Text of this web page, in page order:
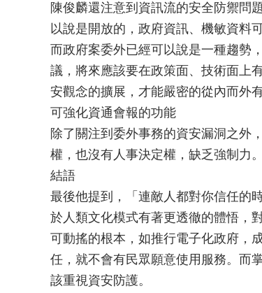
陳俊麟還注意到資訊流的安全防禦問
以說是開放的，政府資訊、機敏資料
而政府案委外已經可以說是一種趨勢
議，將來應該要在政策面、技術面上
安觀念的擴展，才能嚴密的從內而外
可強化資通會報的功能
除了關注到委外事務的資安漏洞之外
權，也沒有人事決定權，缺乏強制力。
結語
最後他提到，「連敵人都對你信任的
於人類文化模式有著更透徹的體悟，
可動搖的根本，如推行電子化政府，
任，就不會有民眾願意使用服務。而
該重視資安防護。